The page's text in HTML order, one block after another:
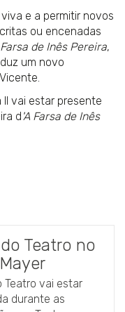
e a permitir novos
ou encenadas
de Inês Pereira,
um novo
II vai estar presente
d 'A Farsa de Inês
Teatro no
Teatro vai estar
durante as